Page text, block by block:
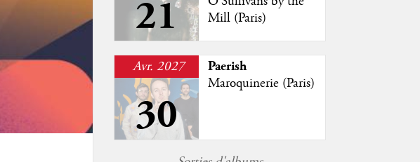
21
Mill (Paris)
Avr. 2027
30
Paerish
Maroquinerie (Paris)